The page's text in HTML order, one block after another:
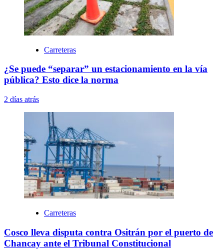
Carreteras
¿Se puede “separar” un estacionamiento en la vía
pública? Esto dice la norma
2 días atrás
Carreteras
Cosco lleva disputa contra Ositrán por el puerto de
Chancay ante el Tribunal Constitucional